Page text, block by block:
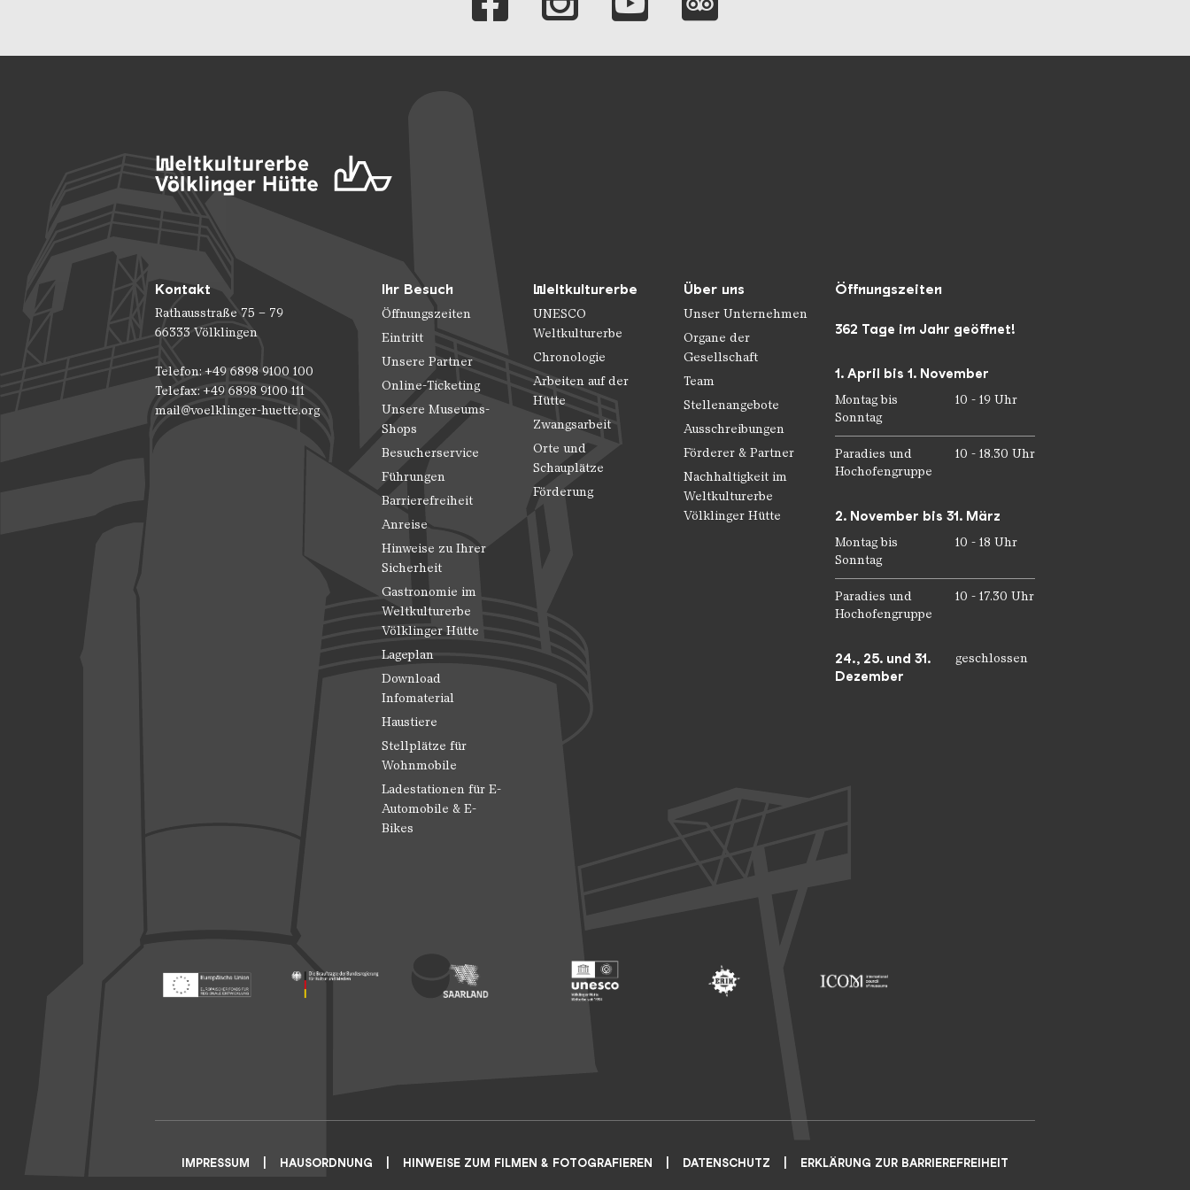
Kontakt
Rathausstraße 75 – 79
66333 Völklingen
Telefon: +49 6898 9100 100
Telefax: +49 6898 9100 111
mail@voelklinger-huette.org
Ihr Besuch
Öffnungszeiten
Eintritt
Unsere Partner
Online-Ticketing
Unsere Museums-
Shops
Besucherservice
Führungen
Barrierefreiheit
Anreise
Hinweise zu Ihrer
Sicherheit
Gastronomie im
Weltkulturerbe
Völklinger Hütte
Lageplan
Download
Infomaterial
Haustiere
Stellplätze für
Wohnmobile
Ladestationen für E-
Automobile & E-
Bikes
Weltkulturerbe
UNESCO
Weltkulturerbe
Chronologie
Arbeiten auf der
Hütte
Zwangsarbeit
Orte und
Schauplätze
Förderung
Über uns
Unser Unternehmen
Organe der
Gesellschaft
Team
Stellenangebote
Ausschreibungen
Förderer & Partner
Nachhaltigkeit im
Weltkulturerbe
Völklinger Hütte
Öffnungszeiten
362 Tage im Jahr geöffnet!
1. April bis 1. November
Montag bis
Sonntag
10 - 19 Uhr
Paradies und
Hochofengruppe
10 - 18.30 Uhr
2. November bis 31. März
Montag bis
Sonntag
10 - 18 Uhr
Paradies und
Hochofengruppe
10 - 17.30 Uhr
24., 25. und 31.
Dezember
geschlossen
IMPRESSUM HAUSORDNUNG HINWEISE ZUM FILMEN & FOTOGRAFIEREN DATENSCHUTZ ERKLÄRUNG ZUR BARRIEREFREIHEIT